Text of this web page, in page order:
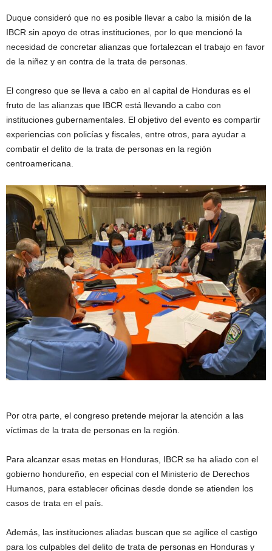
Duque consideró que no es posible llevar a cabo la misión de la
IBCR sin apoyo de otras instituciones, por lo que mencionó la
necesidad de concretar alianzas que fortalezcan el trabajo en favor
de la niñez y en contra de la trata de personas.
El congreso que se lleva a cabo en al capital de Honduras es el
fruto de las alianzas que IBCR está llevando a cabo con
instituciones gubernamentales. El objetivo del evento es compartir
experiencias con policías y fiscales, entre otros, para ayudar a
combatir el delito de la trata de personas en la región
centroamericana.
Por otra parte, el congreso pretende mejorar la atención a las
víctimas de la trata de personas en la región.
Para alcanzar esas metas en Honduras, IBCR se ha aliado con el
gobierno hondureño, en especial con el Ministerio de Derechos
Humanos, para establecer oficinas desde donde se atienden los
casos de trata en el país.
Además, las instituciones aliadas buscan que se agilice el castigo
para los culpables del delito de trata de personas en Honduras y